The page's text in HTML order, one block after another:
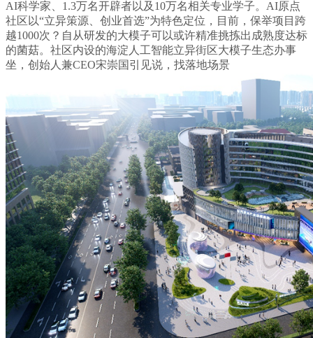
AI科学家、1.3万名开辟者以及10万名相关专业学子。AI原点
社区以“立异策源、创业首选”为特色定位，目前，保举项目跨
越1000次？自从研发的大模子可以或许精准挑拣出成熟度达标
的菌菇。社区内设的海淀人工智能立异街区大模子生态办事
坐，创始人兼CEO宋崇国引见说，找落地场景